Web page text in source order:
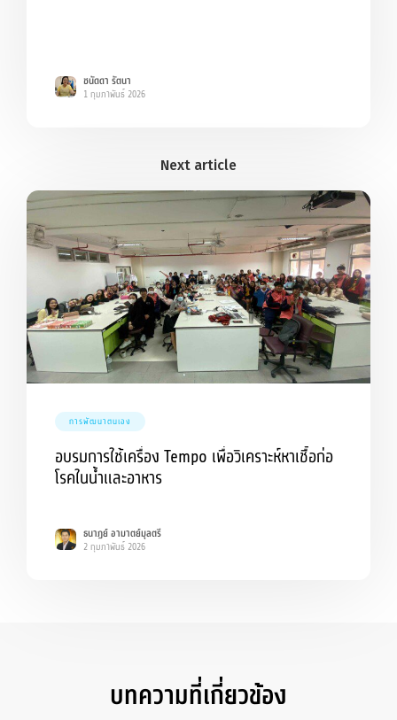
ชนัดดา รัตนา
1 กุมภาพันธ์ 2026
การพัฒนาตนเอง
อบรมการใช้เครื่อง Tempo เพื่อวิเคราะห์หาเชื้อก่อ
โรคในน้ำและอาหาร
ธนาฏย์ อามาตย์มุลตรี
2 กุมภาพันธ์ 2026
บทความที่เกี่ยวข้อง